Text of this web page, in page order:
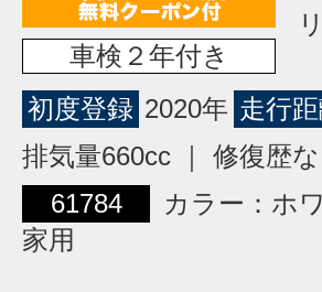
車検２年付き
初度登録 2020年 走行
排気量660cc ｜ 修復歴
61784
カラー：ホ
家用